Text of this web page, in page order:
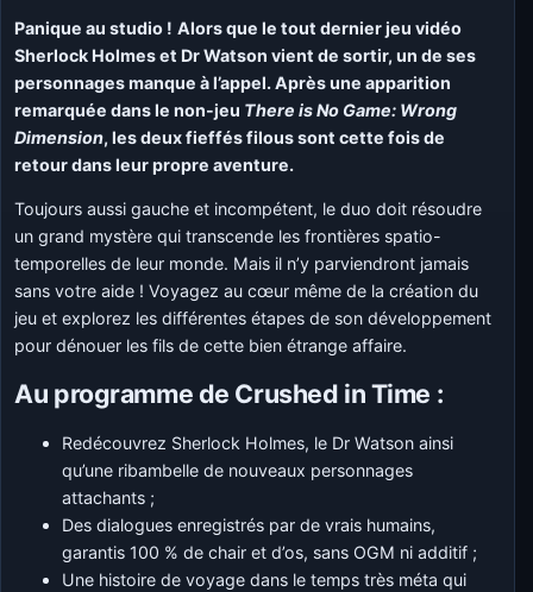
Panique au studio ! Alors que le tout dernier jeu vidéo
Sherlock Holmes et Dr Watson vient de sortir, un de ses
personnages manque à l’appel. Après une apparition
remarquée dans le non-jeu There is No Game: Wrong
Dimension, les deux fieffés filous sont cette fois de
retour dans leur propre aventure.
Toujours aussi gauche et incompétent, le duo doit résoudre
un grand mystère qui transcende les frontières spatio-
temporelles de leur monde. Mais il n’y parviendront jamais
sans votre aide ! Voyagez au cœur même de la création du
jeu et explorez les différentes étapes de son développement
pour dénouer les fils de cette bien étrange affaire.
Au programme de Crushed in Time :
Redécouvrez Sherlock Holmes, le Dr Watson ainsi
qu’une ribambelle de nouveaux personnages
attachants ;
Des dialogues enregistrés par de vrais humains,
garantis 100 % de chair et d’os, sans OGM ni additif ;
Une histoire de voyage dans le temps très méta qui